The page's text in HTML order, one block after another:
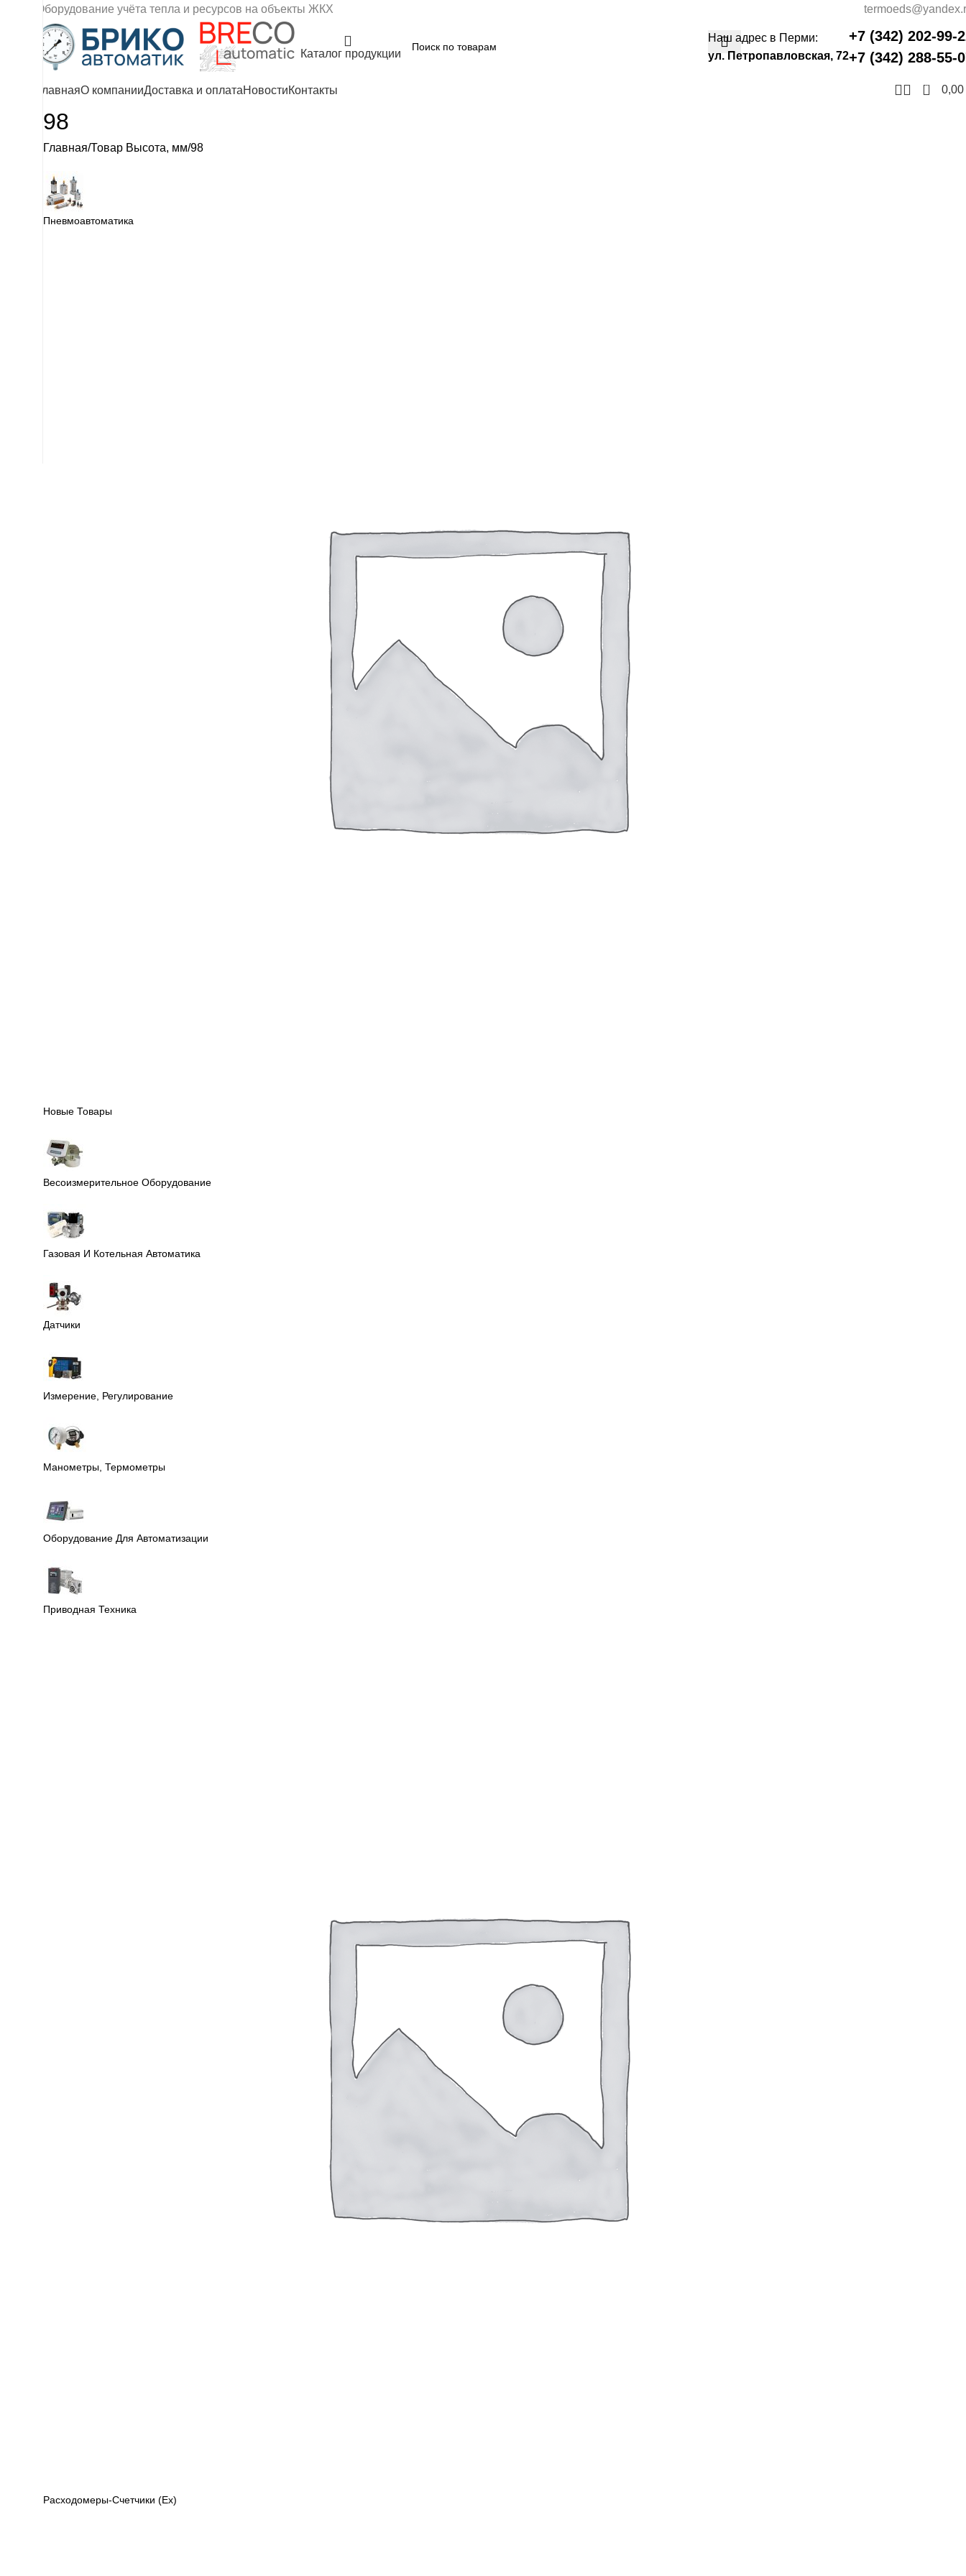
Оборудование учёта тепла и ресурсов на объекты ЖКХ
Каталог продукции
Наш адрес в Перми:
ул. Петропавловская, 72
+7 (342) 202-99-
+7 (342) 288-55-
ГлавнаяО компанииДоставка и оплатаНовостиКонтакты 0 0,00
98
Главная Товар Высота, мм 98
Пневмоавтоматика
Новые Товары
Весоизмерительное Оборудование
Газовая И Котельная Автоматика
Датчики
Измерение, Регулирование
Манометры, Термометры
Оборудование Для Автоматизации
Приводная Техника
Расходомеры-Счетчики (Ex)